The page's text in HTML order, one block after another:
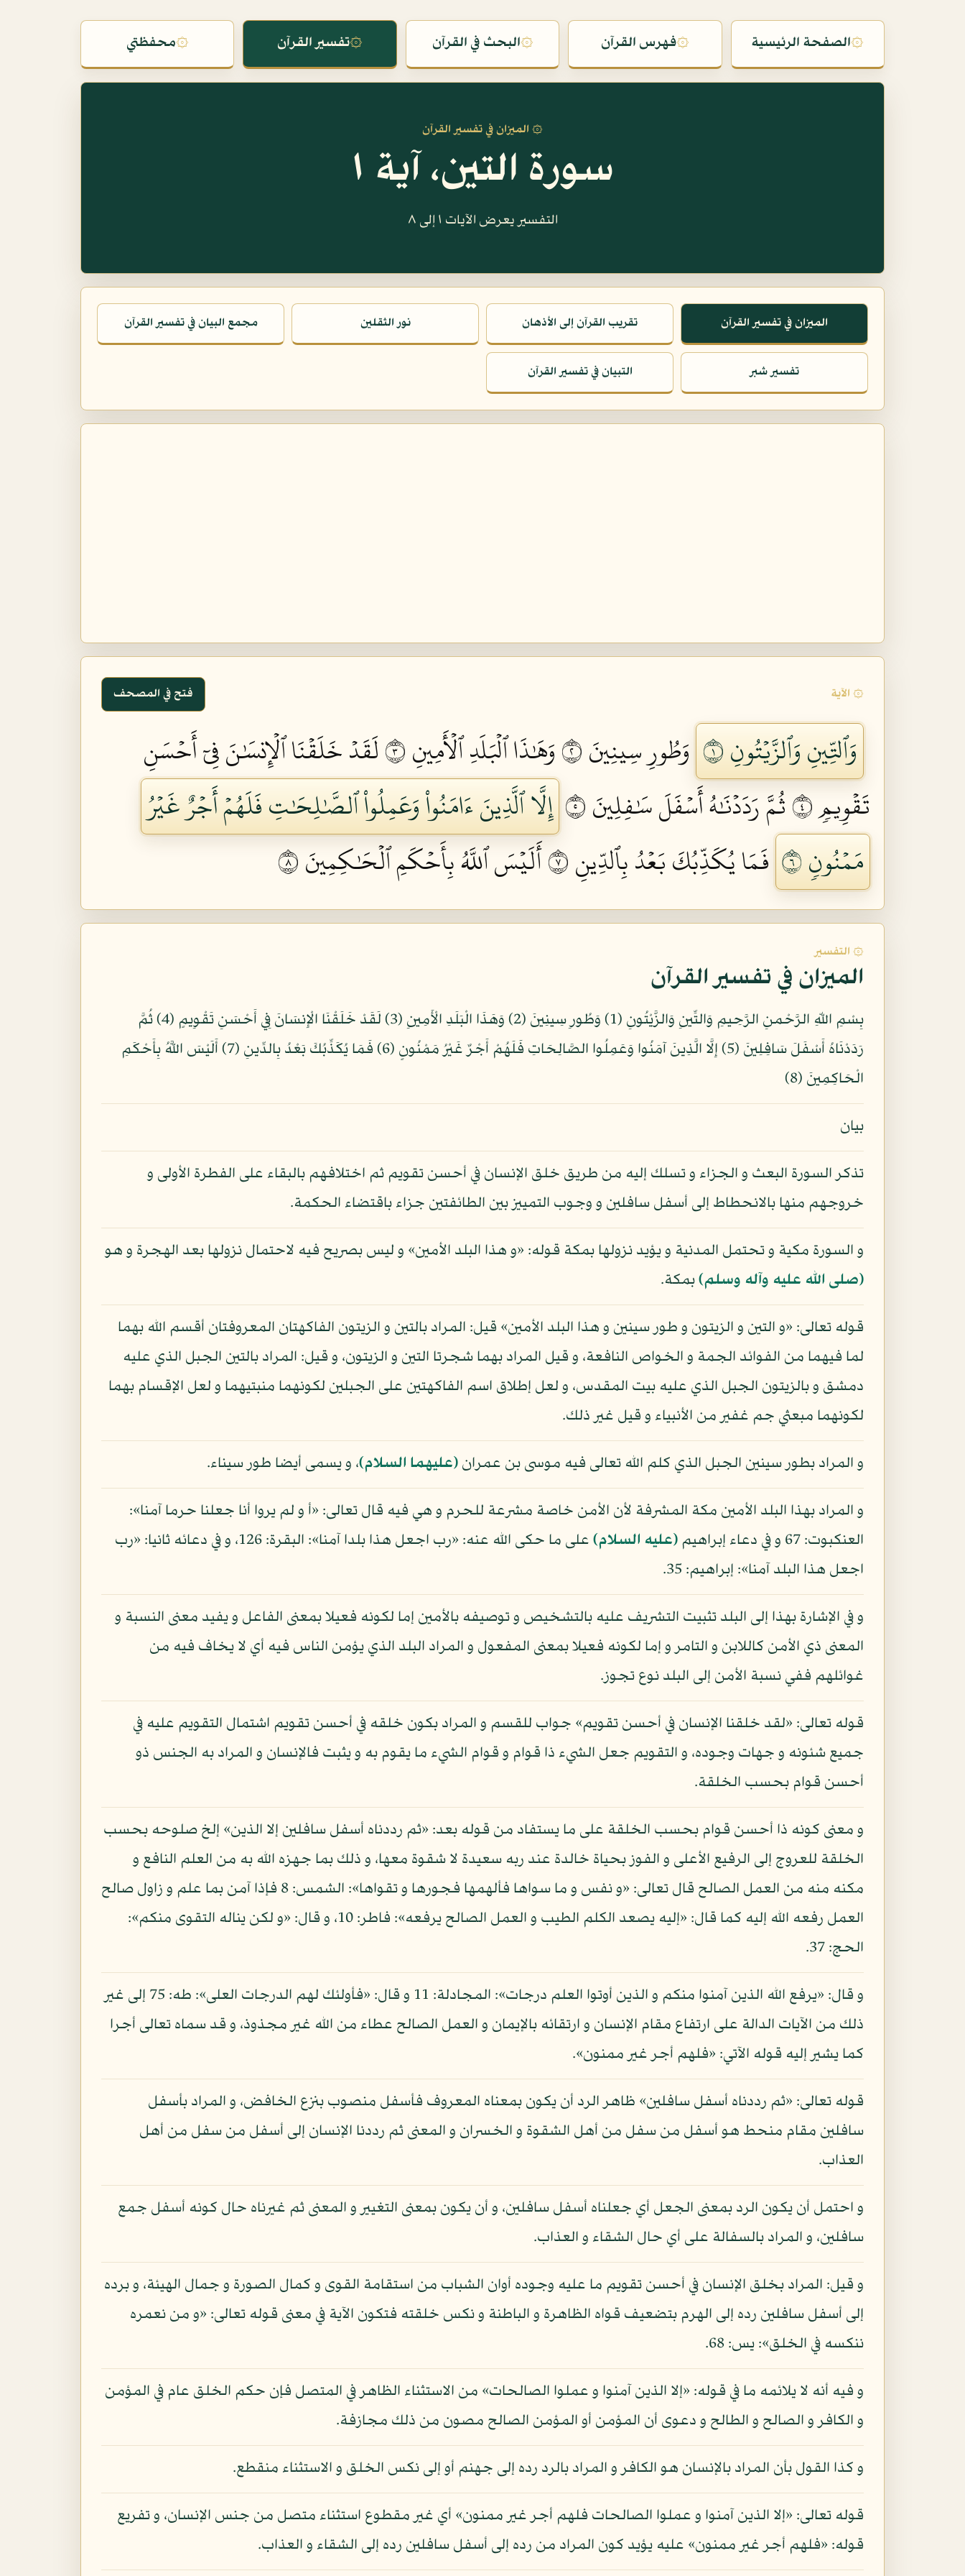
۞الصفحة الرئيسية ۞فهرس القرآن ۞البحث في القرآن ۞تفسير القرآن ۞محفظتي
۞ الميزان في تفسير القرآن
سورة التين، آية ١
التفسير يعرض الآيات ١ إلى ٨
الميزان في تفسير القرآن تقريب القرآن إلى الأذهان نور الثقلين مجمع البيان في تفسير القرآن
تفسير شبر التبيان في تفسير القرآن
۞ الآية فتح في المصحف
وَٱلتِّينِ وَٱلزَّيۡتُونِ ١ وَطُورِ سِينِينَ ٢ وَهَٰذَا ٱلۡبَلَدِ ٱلۡأَمِينِ ٣
لَقَدۡ خَلَقۡنَا ٱلۡإِنسَٰنَ فِيٓ أَحۡسَنِ
تَقۡوِيمٖ ٤
ثُمَّ رَدَدۡنَٰهُ أَسۡفَلَ سَٰفِلِينَ ٥
إِلَّا ٱلَّذِينَ ءَامَنُواْ وَعَمِلُواْ ٱلصَّٰلِحَٰتِ فَلَهُمۡ أَجۡرٌ غَيۡرُ
مَمۡنُونٖ ٦
فَمَا يُكَذِّبُكَ بَعۡدُ بِٱلدِّينِ ٧ أَلَيۡسَ ٱللَّهُ بِأَحۡكَمِ ٱلۡحَٰكِمِينَ ٨
۞ التفسير
الميزان في تفسير القرآن
بِسْمِ اللّهِ الرَّحْمنِ الرَّحِيمِ وَالتِّينِ وَالزَّيْتُونِ (1) وَطُورِ سِينِينَ (2) وَهَذَا الْبَلَدِ الْأَمِينِ (3) لَقَدْ خَلَقْنَا الْإِنسَانَ فِي أَحْسَنِ تَقْوِيمٍ (4) ثُمَّ
رَدَدْنَاهُ أَسْفَلَ سَافِلِينَ (5) إِلَّا الَّذِينَ آمَنُوا وَعَمِلُوا الصَّالِحَاتِ فَلَهُمْ أَجْرٌ غَيْرُ مَمْنُونٍ (6) فَمَا يُكَذِّبُكَ بَعْدُ بِالدِّينِ (7) أَلَيْسَ اللَّهُ بِأَحْكَمِ
الْحَاكِمِينَ (8)
بيان
تذكر السورة البعث و الجزاء و تسلك إليه من طريق خلق الإنسان في أحسن تقويم ثم اختلافهم بالبقاء على الفطرة الأولى و
خروجهم منها بالانحطاط إلى أسفل سافلين و وجوب التمييز بين الطائفتين جزاء باقتضاء الحكمة.
و السورة مكية و تحتمل المدنية و يؤيد نزولها بمكة قوله: «و هذا البلد الأمين» و ليس بصريح فيه لاحتمال نزولها بعد الهجرة و هو
(صلى الله عليه وآله وسلم)بمكة.
قوله تعالى: «و التين و الزيتون و طور سينين و هذا البلد الأمين» قيل: المراد بالتين و الزيتون الفاكهتان المعروفتان أقسم الله بهما
لما فيهما من الفوائد الجمة و الخواص النافعة، و قيل المراد بهما شجرتا التين و الزيتون، و قيل: المراد بالتين الجبل الذي عليه
دمشق و بالزيتون الجبل الذي عليه بيت المقدس، و لعل إطلاق اسم الفاكهتين على الجبلين لكونهما منبتيهما و لعل الإقسام بهما
لكونهما مبعثي جم غفير من الأنبياء و قيل غير ذلك.
و المراد بطور سينين الجبل الذي كلم الله تعالى فيه موسى بن عمران (عليهما السلام)، و يسمى أيضا طور سيناء.
و المراد بهذا البلد الأمين مكة المشرفة لأن الأمن خاصة مشرعة للحرم و هي فيه قال تعالى: «أ و لم يروا أنا جعلنا حرما آمنا»:
العنكبوت: 67 و في دعاء إبراهيم
(عليه السلام)
على ما حكى الله عنه: «رب اجعل هذا بلدا آمنا»: البقرة: 126، و في دعائه ثانيا: «رب
اجعل هذا البلد آمنا»: إبراهيم: 35.
و في الإشارة بهذا إلى البلد تثبيت التشريف عليه بالتشخيص و توصيفه بالأمين إما لكونه فعيلا بمعنى الفاعل و يفيد معنى النسبة و
المعنى ذي الأمن كاللابن و التامر و إما لكونه فعيلا بمعنى المفعول و المراد البلد الذي يؤمن الناس فيه أي لا يخاف فيه من
غوائلهم ففي نسبة الأمن إلى البلد نوع تجوز.
قوله تعالى: «لقد خلقنا الإنسان في أحسن تقويم» جواب للقسم و المراد بكون خلقه في أحسن تقويم اشتمال التقويم عليه في
جميع شئونه و جهات وجوده، و التقويم جعل الشيء ذا قوام و قوام الشيء ما يقوم به و يثبت فالإنسان و المراد به الجنس ذو
أحسن قوام بحسب الخلقة.
و معنى كونه ذا أحسن قوام بحسب الخلقة على ما يستفاد من قوله بعد: «ثم رددناه أسفل سافلين إلا الذين» إلخ صلوحه بحسب
الخلقة للعروج إلى الرفيع الأعلى و الفوز بحياة خالدة عند ربه سعيدة لا شقوة معها، و ذلك بما جهزه الله به من العلم النافع و
مكنه منه من العمل الصالح قال تعالى: «و نفس و ما سواها فألهمها فجورها و تقواها»: الشمس: 8 فإذا آمن بما علم و زاول صالح
العمل رفعه الله إليه كما قال: «إليه يصعد الكلم الطيب و العمل الصالح يرفعه»: فاطر: 10، و قال: «و لكن يناله التقوى منكم»:
الحج: 37.
و قال: «يرفع الله الذين آمنوا منكم و الذين أوتوا العلم درجات»: المجادلة: 11 و قال: «فأولئك لهم الدرجات العلى»: طه: 75 إلى غير
ذلك من الآيات الدالة على ارتفاع مقام الإنسان و ارتقائه بالإيمان و العمل الصالح عطاء من الله غير مجذوذ، و قد سماه تعالى أجرا
كما يشير إليه قوله الآتي: «فلهم أجر غير ممنون».
قوله تعالى: «ثم رددناه أسفل سافلين» ظاهر الرد أن يكون بمعناه المعروف فأسفل منصوب بنزع الخافض، و المراد بأسفل
سافلين مقام منحط هو أسفل من سفل من أهل الشقوة و الخسران و المعنى ثم رددنا الإنسان إلى أسفل من سفل من أهل
العذاب.
و احتمل أن يكون الرد بمعنى الجعل أي جعلناه أسفل سافلين، و أن يكون بمعنى التغيير و المعنى ثم غيرناه حال كونه أسفل جمع
سافلين، و المراد بالسفالة على أي حال الشقاء و العذاب.
و قيل: المراد بخلق الإنسان في أحسن تقويم ما عليه وجوده أوان الشباب من استقامة القوى و كمال الصورة و جمال الهيئة، و برده
إلى أسفل سافلين رده إلى الهرم بتضعيف قواه الظاهرة و الباطنة و نكس خلقته فتكون الآية في معنى قوله تعالى: «و من نعمره
ننكسه في الخلق»: يس: 68.
و فيه أنه لا يلائمه ما في قوله: «إلا الذين آمنوا و عملوا الصالحات» من الاستثناء الظاهر في المتصل فإن حكم الخلق عام في المؤمن
و الكافر و الصالح و الطالح و دعوى أن المؤمن أو المؤمن الصالح مصون من ذلك مجازفة.
و كذا القول بأن المراد بالإنسان هو الكافر و المراد بالرد رده إلى جهنم أو إلى نكس الخلق و الاستثناء منقطع.
قوله تعالى: «إلا الذين آمنوا و عملوا الصالحات فلهم أجر غير ممنون» أي غير مقطوع استثناء متصل من جنس الإنسان، و تفريع
قوله: «فلهم أجر غير ممنون» عليه يؤيد كون المراد من رده إلى أسفل سافلين رده إلى الشقاء و العذاب.